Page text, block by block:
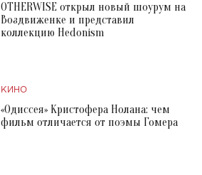
OTHERWISE открыл новый шоурум на
Воздвиженке и представил
коллекцию Hedonism
КИНО
«Одиссея» Кристофера Нолана: чем
фильм отличается от поэмы Гомера